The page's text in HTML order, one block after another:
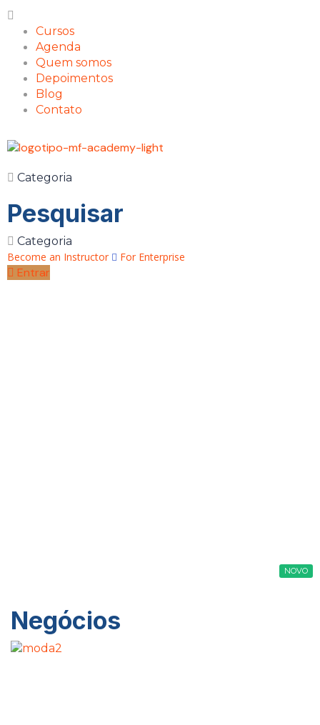
Cursos
Agenda
Quem somos
Depoimentos
Blog
Contato
Categoria
Pesquisar
Categoria
Become an Instructor
For Enterprise
Entrar
Negócios
NOVO